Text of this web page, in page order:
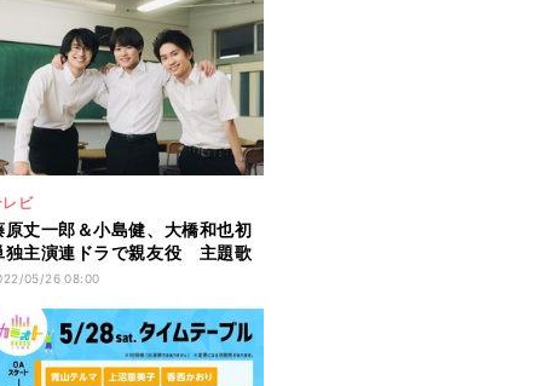
レビ
原丈一郎＆小島健、大橋和也初
独主演連ドラで親友役 主題歌
なにわ男子
05/26 08:00